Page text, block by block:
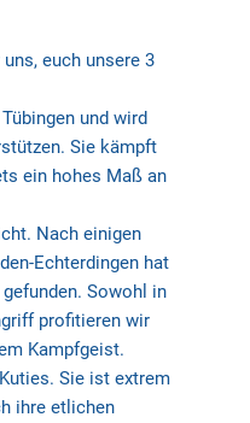
euch unsere 3
und wird
Sie kämpft
ein hohes Maß an
Nach einigen
Echterdingen hat
Sowohl in
profitieren wir
Kampfgeist.
Sie ist extrem
ihre etlichen